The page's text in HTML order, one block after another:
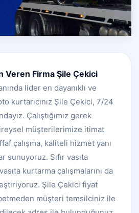
Veren Firma Şile Çekici
lider en dayanıklı ve
kurtarıcınız Şile Çekici, 7/24
Çalıştığımız gerek
müşterilerimize itimat
çalışma, kaliteli hizmet yanı
sunuyoruz. Sıfır vasıta
kurtarma çalışmalarını da
Şile Çekici fiyat
müşteri temsilciniz ile